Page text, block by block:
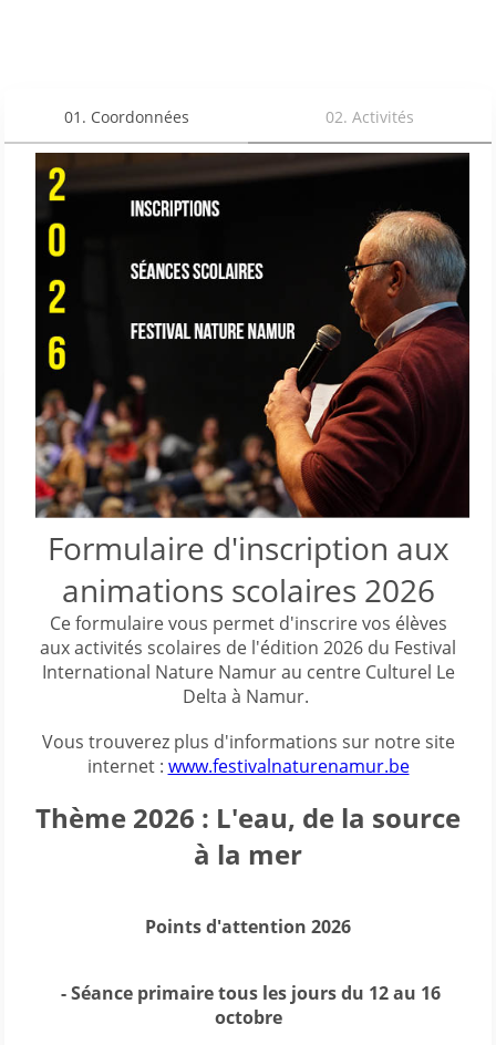
01 . Coordonnées 02. Activités
Formulaire d'inscription aux
animations scolaires 2026
Ce formulaire vous permet d'inscrire vos élèves
aux activités scolaires de l'édition 2026 du Festival
International Nature Namur au centre Culturel Le
Delta à Namur.
Vous trouverez plus d'informations sur notre site
internet : www.festivalnaturenamur.be
Thème 2026 : L'eau, de la source
à la mer
Points d'attention 2026
- Séance primaire tous les jours du 12 au 16
octobre